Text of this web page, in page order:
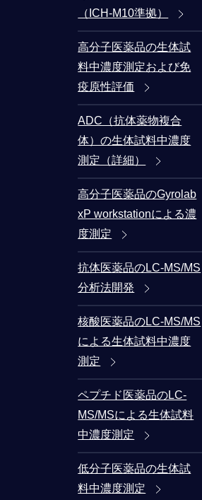
（ICH-M10準拠）
高分子医薬品の生体試
料中濃度測定および免
疫原性評価
ADC（抗体薬物複合
体）の生体試料中濃度
測定（詳細）
高分子医薬品のGyrolab
xP workstationによる濃
度測定
抗体医薬品のLC-MS/MS
分析法開発
核酸医薬品のLC-MS/MS
による生体試料中濃度
測定
ペプチド医薬品のLC-
MS/MSによる生体試料
中濃度測定
低分子医薬品の生体試
料中濃度測定